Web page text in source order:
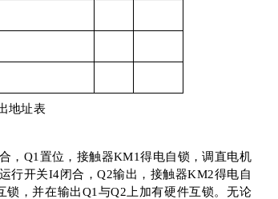
地址表
， Q1 置位，接触器KM1得电自锁，调直电机
行开关I4闭合，Q2输出，接触器KM2得电自
锁，并在输出Q1 与Q2 上加有硬件互锁。无论